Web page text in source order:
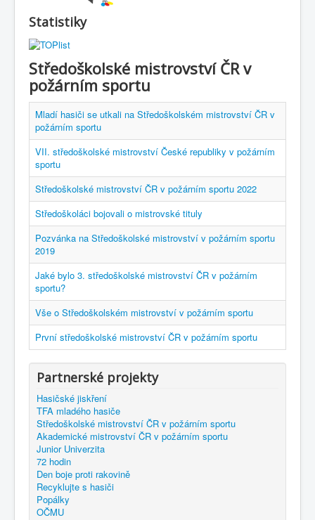
Statistiky
Středoškolské mistrovství ČR v
požárním sportu
Mladí hasiči se utkali na Středoškolském mistrovství ČR v
požárním sportu
VII. středoškolské mistrovství České republiky v požárním
sportu
Středoškolské mistrovství ČR v požárním sportu 2022
Středoškoláci bojovali o mistrovské tituly
Pozvánka na Středoškolské mistrovství v požárním sportu
2019
Jaké bylo 3. středoškolské mistrovství ČR v požárním
sportu?
Vše o Středoškolském mistrovství v požárním sportu
První středoškolské mistrovství ČR v požárním sportu
Partnerské projekty
Hasičské jiskření
TFA mladého hasiče
Středoškolské mistrovství ČR v požárním sportu
Akademické mistrovství ČR v požárním sportu
Junior Univerzita
72 hodin
Den boje proti rakovině
Recyklujte s hasiči
Popálky
OČMU